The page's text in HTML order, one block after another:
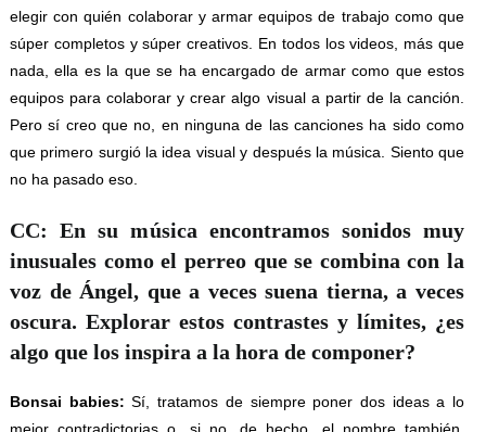
elegir con quién colaborar y armar equipos de trabajo como que
súper completos y súper creativos. En todos los videos, más que
nada, ella es la que se ha encargado de armar como que estos
equipos para colaborar y crear algo visual a partir de la canción.
Pero sí creo que no, en ninguna de las canciones ha sido como
que primero surgió la idea visual y después la música. Siento que
no ha pasado eso.
CC: En su música encontramos sonidos muy
inusuales como el perreo que se combina con la
voz de Ángel, que a veces suena tierna, a veces
oscura. Explorar estos contrastes y límites, ¿es
algo que los inspira a la hora de componer?
Bonsai babies:Sí, tratamos de siempre poner dos ideas a lo